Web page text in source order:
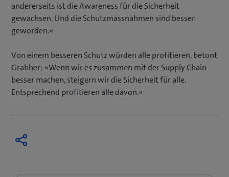
andererseits ist die Awareness für die Sicherheit
gewachsen. Und die Schutzmassnahmen sind besser
geworden.»
Von einem besseren Schutz würden alle profitieren, betont
Grabher: «Wenn wir es zusammen mit der Supply Chain
besser machen, steigern wir die Sicherheit für alle.
Entsprechend profitieren alle davon.»